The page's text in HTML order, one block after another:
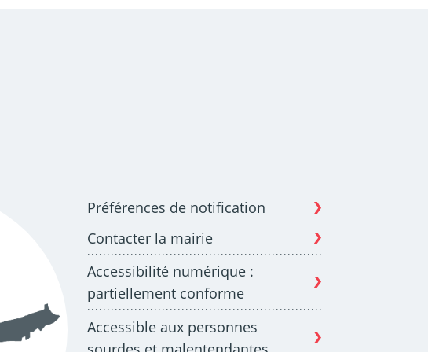
Préférences de notification
Contacter la mairie
Accessibilité numérique :
partiellement conforme
Accessible aux personnes